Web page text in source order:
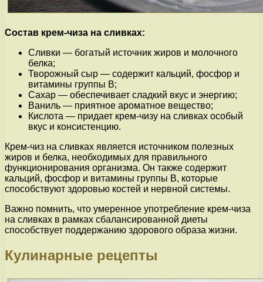
Состав крем-чиза на сливках:
Сливки — богатый источник жиров и молочного
белка;
Творожный сыр — содержит кальций, фосфор и
витамины группы B;
Сахар — обеспечивает сладкий вкус и энергию;
Ваниль — приятное ароматное вещество;
Кислота — придает крем-чизу на сливках особый
вкус и консистенцию.
Крем-чиз на сливках является источником полезных
жиров и белка, необходимых для правильного
функционирования организма. Он также содержит
кальций, фосфор и витамины группы B, которые
способствуют здоровью костей и нервной системы.
Важно помнить, что умеренное употребление крем-чиза
на сливках в рамках сбалансированной диеты
способствует поддержанию здорового образа жизни.
Кулинарные рецепты